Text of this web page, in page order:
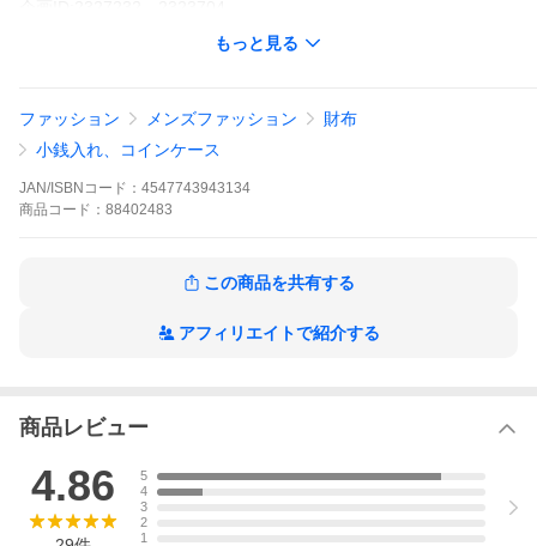
り 無地 クリスマス プレゼント ギフト ラグジュアリー ハイブラン
【不動の人気】ハイライトステッチ 2つ折り財布（小銭入れ付
き）
「計算されたステッチワークと、上質なレザーの質感。使い込む
ほどに愛着が湧く、大人の逸品」
財布カテゴリーで圧倒的な人気を誇る、ポール・スミスの代表
なデザインに温かみと洗練された遊び心を添えています。
一見シンプルでありながら、四隅のステッチカラーを変えるな
マットな質感のスムースレザーを採用。ソフトな風合いで手に吸
い付くような馴染みの良さが特徴です。
使い込むほどに艶が増し、自分だけの風合いに育っていくエイジ
ング（経年変化）も楽しめます。
もっと見る
ファッション メンズファッション
財布
小銭入れ、コインケース
JAN/ISBNコード： 4547743943134
商品 コード： 88402483
この商品を共有する
アフィリエイトで紹介する
商品レビュー
4.86
5
4
3
2
1